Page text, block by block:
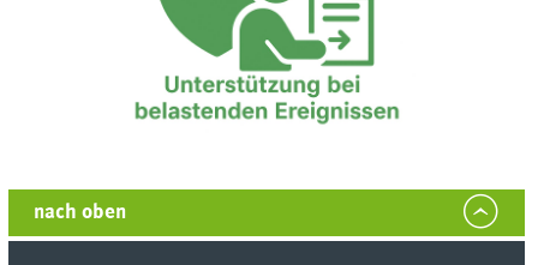
nach oben